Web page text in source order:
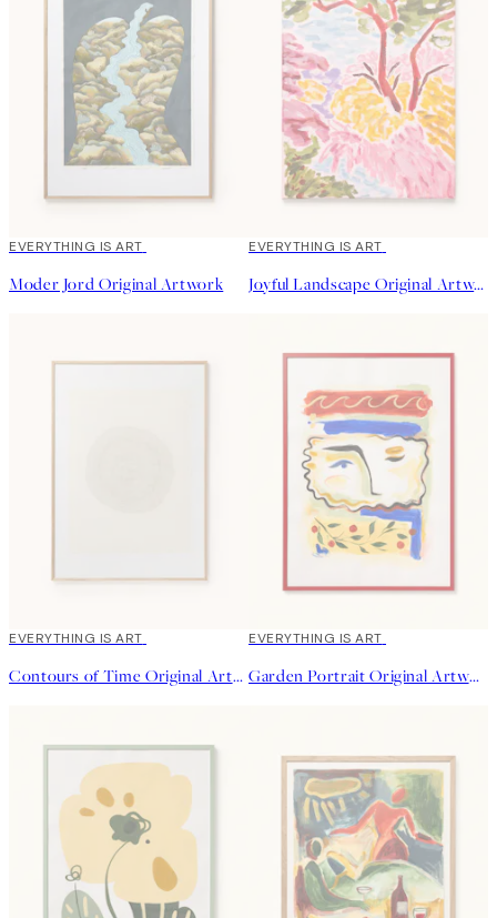
EVERYTHING IS ART
Moder Jord Original Artwork
EVERYTHING IS ART
Joyful Landscape Original Artwork
EVERYTHING IS ART
Contours of Time Original Artwork
EVERYTHING IS ART
Garden Portrait Original Artwork